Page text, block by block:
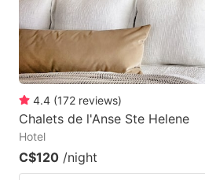
4.4 (172 reviews)
Chalets de l'Anse Ste Helene
Hotel
C$120 /night